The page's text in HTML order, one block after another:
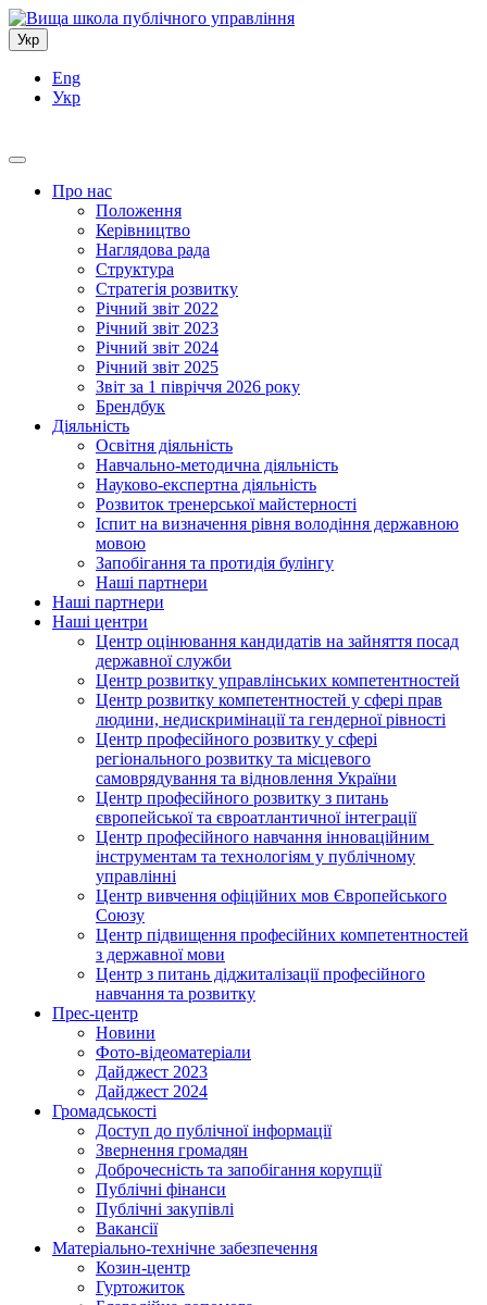
Укр
Eng
Укр
Про нас
Положення
Керівництво
Наглядова рада
Структура
Стратегія розвитку
Річний звіт 2022
Річний звіт 2023
Річний звіт 2024
Річний звіт 2025
Звіт за 1 півріччя 2026 року
Брендбук
Діяльність
Освітня діяльність
Навчально-методична діяльність
Науково-експертна діяльність
Розвиток тренерської майстерності
Іспит на визначення рівня володіння державною
мовою
Запобігання та протидія булінгу
Наші партнери
Наші партнери
Наші центри
Центр оцінювання кандидатів на зайняття посад
державної служби
Центр розвитку управлінських компетентностей
Центр розвитку компетентностей у сфері прав
людини, недискримінації та гендерної рівності
Центр професійного розвитку у сфері
регіонального розвитку та місцевого
самоврядування та відновлення України
Центр професійного розвитку з питань
європейської та євроатлантичної інтеграції
Центр професійного навчання інноваційним
інструментам та технологіям у публічному
управлінні
Центр вивчення офіційних мов Європейського
Союзу
Центр підвищення професійних компетентностей
з державної мови
Центр з питань діджиталізації професійного
навчання та розвитку
Прес-центр
Новини
Фото-відеоматеріали
Дайджест 2023
Дайджест 2024
Громадськості
Доступ до публічної інформації
Звернення громадян
Доброчесність та запобігання корупції
Публічні фінанси
Публічні закупівлі
Вакансії
Матеріально-технічне забезпечення
Козин-центр
Гуртожиток